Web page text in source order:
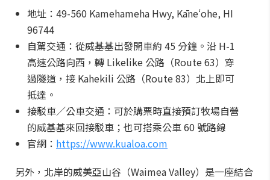
地址：49-560 Kamehameha Hwy, Kāneʻohe, HI
96744
自駕交通：從威基基出發開車約 45 分鐘。沿 H-1
高速公路向西，轉 Likelike 公路（Route 63）穿
過隧道，接 Kahekili 公路（Route 83）北上即可
抵達。
接駁車／公車交通：可於購票時直接預訂牧場自營
的威基基來回接駁車；也可搭乘公車 60 號路線
官網： https://www.kualoa.com
另外，北岸的威美亞山谷（Waimea Valley）是一座結合